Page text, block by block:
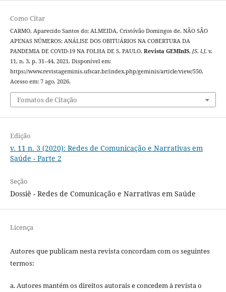
Como Citar
CARMO, Aparecido Santos do; ALMEIDA, Cristóvão Domingos de. NÃO SÃO
APENAS NÚMEROS: ANÁLISE DOS OBITUÁRIOS NA COBERTURA DA
PANDEMIA DE COVID-19 NA FOLHA DE S. PAULO. Revista GEMInIS, [S. l.], v.
11, n. 3, p. 31–44, 2021. Disponível em:
https://www.revistageminis.ufscar.br/index.php/geminis/article/view/550.
Acesso em: 7 ago. 2026.
Fomatos de Citação
Edição
v. 11 n. 3 (2020): Redes de Comunicação e Narrativas em
Saúde - Parte 2
Seção
Dossiê - Redes de Comunicação e Narrativas em Saúde
Licença
Autores que publicam nesta revista concordam com os seguintes
termos:
a. Autores mantém os direitos autorais e concedem à revista o